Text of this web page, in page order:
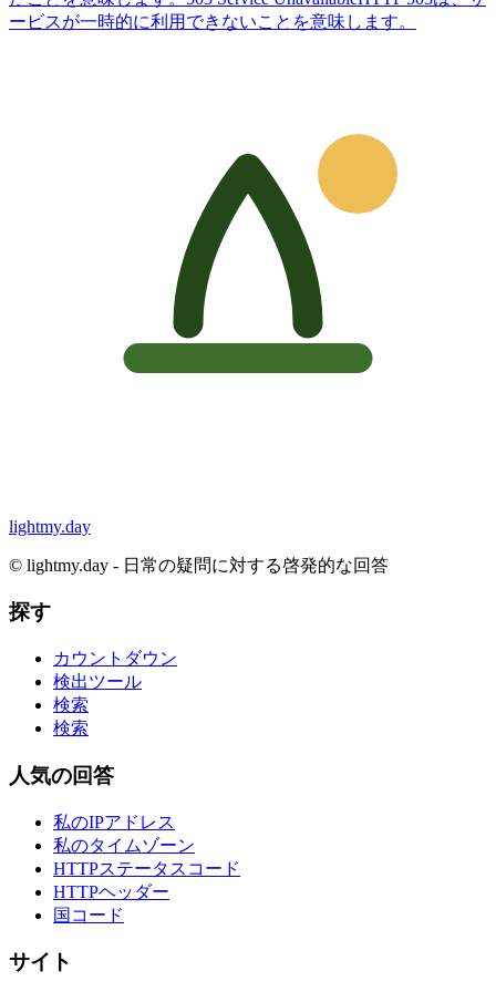
ービスが一時的に利用できないことを意味します。
lightmy.day
© lightmy.day - 日常の疑問に対する啓発的な回答
探す
カウントダウン
検出ツール
検索
検索
人気の回答
私のIPアドレス
私のタイムゾーン
HTTPステータスコード
HTTPヘッダー
国コード
サイト